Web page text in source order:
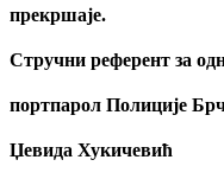
прекршаје.
Стручни референт за
портпарол Полиције
Џевида Хукичевић